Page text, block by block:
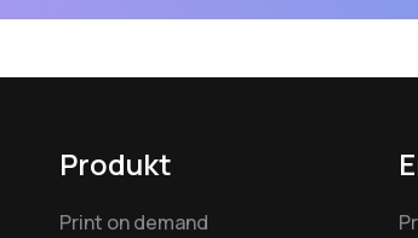
Produkt
Print on demand